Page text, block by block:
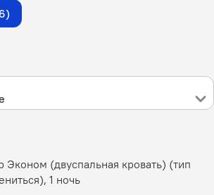
(двуспальная кровать) (тип
1 ночь